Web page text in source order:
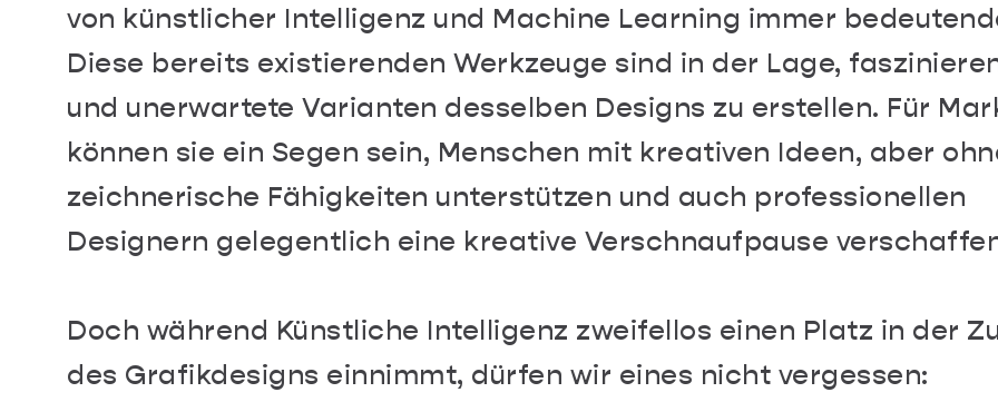
von künstlicher Intelligenz und Machine Learning immer
Diese bereits existierenden Werkzeuge sind in der Lage,
und unerwartete Varianten desselben Designs zu erstellen. Für
können sie ein Segen sein, Menschen mit kreativen Ideen, aber
zeichnerische Fähigkeiten unterstützen und auch professionellen
Designern gelegentlich eine kreative Verschnaufpause
Doch während Künstliche Intelligenz zweifellos einen Platz in der
des Grafikdesigns einnimmt, dürfen wir eines nicht vergessen: